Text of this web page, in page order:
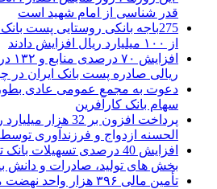
قدر شناسی از امام شهید است
275باجه بانکی روستایی پست
از ۱۰۰ میلیارد ریال افزایش دادند
ریالی صادره پست بانک ایران در
دعوت به مجمع عمومی عادی بطور
سهام بانک کارآفرین
پرداخت افزون بر 32
الحسنه ازدواج و فرزندآوری
افزایش 40 درصدی تسهیلات
بخش های تولید، صادرات و دانش
تأمین مالی ۳۹۶ هزار واحد نهضت ملی توسط بانک مسکن